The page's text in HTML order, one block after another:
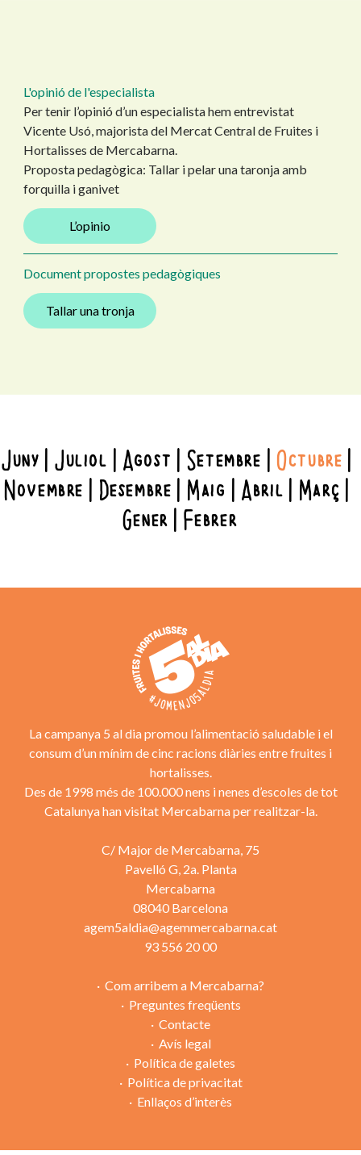
L'opinió de l'especialista
Per tenir l’opinió d’un especialista hem entrevistat
Vicente Usó, majorista del Mercat Central de Fruites i
Hortalisses de Mercabarna.
Proposta pedagògica: Tallar i pelar una taronja amb
forquilla i ganivet
L’opinio
Document propostes pedagògiques
Tallar una tronja
Juny Juliol Agost Setembre Octubre
Novembre Desembre Maig Abril Març
Gener Febrer
La campanya 5 al dia promou l’alimentació saludable i el
consum d’un mínim de cinc racions diàries entre fruites i
hortalisses.
Des de 1998 més de 100.000 nens i nenes d’escoles de tot
Catalunya han visitat Mercabarna per realitzar-la.
C/ Major de Mercabarna, 75
Pavelló G, 2a. Planta
Mercabarna
08040 Barcelona
agem5aldia@agemmercabarna.cat
93 556 20 00
Com arribem a Mercabarna?
Preguntes freqüents
Contacte
Avís legal
Política de galetes
Política de privacitat
Enllaços d’interès